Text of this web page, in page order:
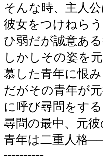
そんな時、主人
彼女をつけねら
ひ弱だが誠意あ
しかしその姿を
慕した青年に恨み
だがその青年が
に呼び尋問をする
尋問の最中、元
青年は二重人格
----------